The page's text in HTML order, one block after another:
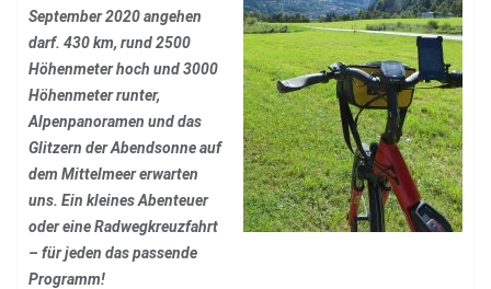
September 2020 angehen
darf. 430 km, rund 2500
Höhenmeter hoch und 3000
Höhenmeter runter,
Alpenpanoramen und das
Glitzern der Abendsonne auf
dem Mittelmeer erwarten
uns. Ein kleines Abenteuer
oder eine Radwegkreuzfahrt
– für jeden das passende
Programm!